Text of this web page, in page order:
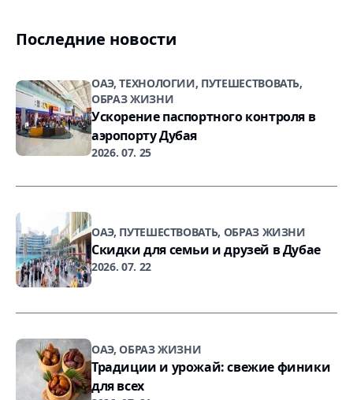
Последние новости
ОАЭ, ТЕХНОЛОГИИ, ПУТЕШЕСТВОВАТЬ,
ОБРАЗ ЖИЗНИ
Ускорение паспортного контроля в
аэропорту Дубая
2026. 07. 25
ОАЭ, ПУТЕШЕСТВОВАТЬ, ОБРАЗ ЖИЗНИ
Скидки для семьи и друзей в Дубае
2026. 07. 22
ОАЭ, ОБРАЗ ЖИЗНИ
Традиции и урожай: свежие финики
для всех